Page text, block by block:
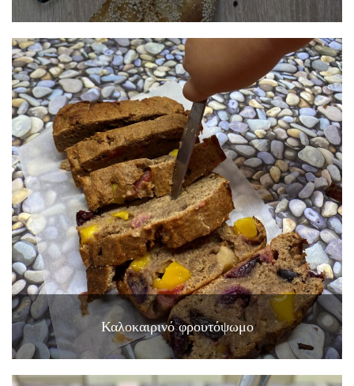
Καλοκαιρινό φρουτόψωμο